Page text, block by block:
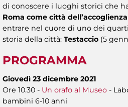
di conoscere i luoghi storici che
Roma come città dell’accoglienza
entrare nel cuore di uno dei
storia della città: Testaccio (5
PROGRAMMA
Giovedì 23 dicembre 2021
Ore 10.30 - Un orafo al Museo -
bambini 6-10 anni